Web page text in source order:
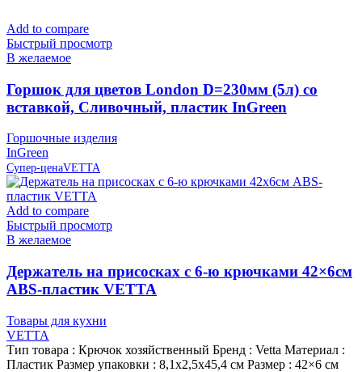
Add to compare
Быстрый просмотр
В желаемое
Горшок для цветов London D=230мм (5л) со
вставкой, Сливочный, пластик InGreen
Горшочные изделия
InGreen
Супер-ценаVETTA
Add to compare
Быстрый просмотр
В желаемое
Держатель на присосках с 6-ю крючками 42×6см
ABS-пластик VETTA
Товары для кухни
VETTA
Тип товара : Крючок хозяйственный Бренд : Vetta Материал :
Пластик Размер упаковки : 8,1х2,5х45,4 см Размер : 42×6 см